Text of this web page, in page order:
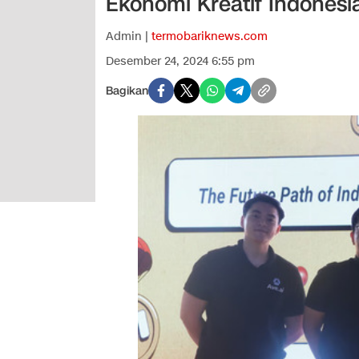
Admin | termobariknews.com
Desember 24, 2024 6:55 pm
Bagikan